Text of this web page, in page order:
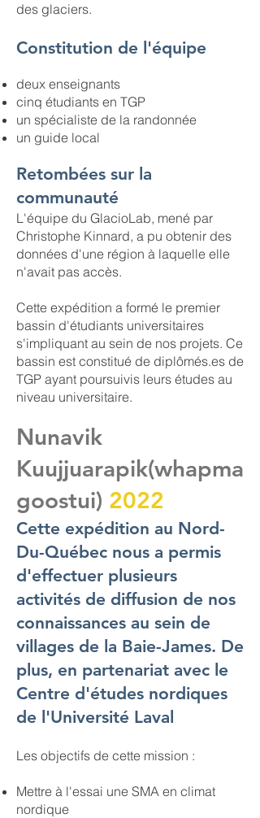
des glaciers.
Constitution de l'équipe
deux enseignants
cinq étudiants en TGP
un spécialiste de la randonnée
un guide local
Retombées sur la
communauté
L'équipe du GlacioLab, mené par
Christophe Kinnard, a pu obtenir des
données d'une région à laquelle elle
n'avait pas accès. ​
Cette expédition a formé le premier
bassin d'étudiants universitaires
s'impliquant au sein de nos projets. Ce
bassin est constitué de diplômés.es de
TGP ayant poursuivis leurs études au
niveau universitaire.
Nunavik
Kuujjuarapik(whapma
goostui) 2022
Cette expédition au Nord-
Du-Québec nous a permis
d'effectuer plusieurs
activités de diffusion de nos
connaissances au sein de
villages de la Baie-James. De
plus, en partenariat avec le
Centre d'études nordiques
de l'Université Laval
​Les objectifs de cette mission :
Mettre à l'essai une SMA en climat
nordique